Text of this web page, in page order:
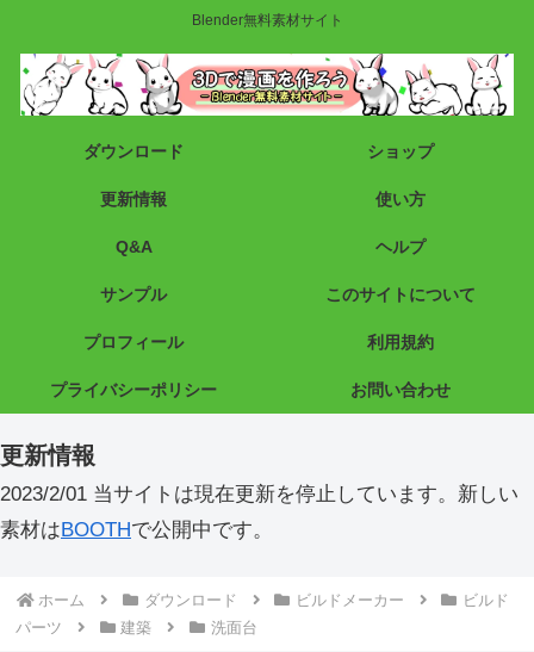
Blender無料素材サイト
ダウンロード ショップ
更新情報 使い方
Q&A ヘルプ
サンプル このサイトについて
プロフィール 利用規約
プライバシーポリシー お問い合わせ
更新情報
2023/2/01 当サイトは現在更新を停止しています。新しい
素材はBOOTHで公開中です。
ホーム ダウンロード ビルドメーカー
ビルド
パーツ
建築 洗面台